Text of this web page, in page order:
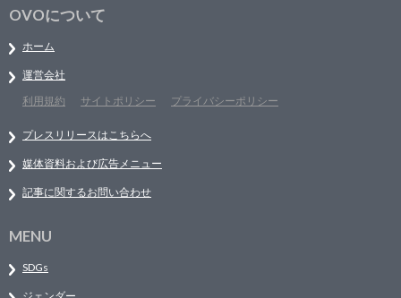
OVOについて
ホーム
運営会社
利用規約
サイトポリシー プライバシーポリシー
プレスリリースはこちらへ
媒体資料および広告メニュー
記事に関するお問い合わせ
MENU
SDGs